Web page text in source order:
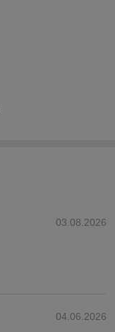
03.08.2026
04.06.2026